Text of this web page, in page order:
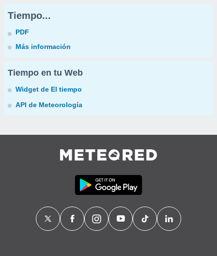
Tiempo...
PDF
Más información
Tiempo en tu Web
Widget de El tiempo
API de Meteorología